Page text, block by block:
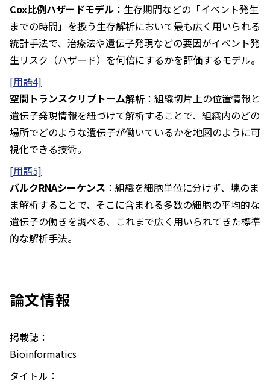
Cox比例ハザードモデル ：生存期間などの「イベント発生
までの時間」を扱う生存解析において最も広く用いられる
統計手法で、治療法や遺伝子発現などの要因がイベント発
生リスク（ハザード）を何倍にするかを評価するモデル。
[用語4]
空間トランスクリプトーム解析 ：組織切片上の位置情報と
遺伝子発現情報を紐づけて解析することで、組織内のどの
場所でどのような遺伝子が働いているかを地図のように可
視化できる技術。
[用語5]
バルクRNAシーケンス ：組織を細胞単位に分けず、塊のま
ま解析することで、そこに含まれる多数の細胞の平均的な
遺伝子の働きを調べる、これまで広く用いられてきた標準
的な解析手法。
論文情報
掲載誌：
Bioinformatics
タイトル：